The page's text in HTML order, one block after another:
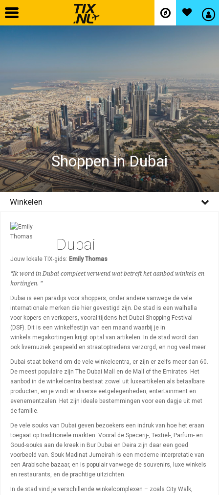
Hotels
Autohuur
Vlucht+hotel
Activiteiten
Shoppen in Dubai
Winkelen
Algemeen
Activiteiten
Bezienswaardigheden
Restaurants
Uitgaan
Wijken
Dubai
Jouw lokale TIX-gids: Emily Thomas
“Ik word in Dubai compleet verwend wat betreft het aanbod winkels en
kortingen. ”
Dubai is een paradijs voor shoppers, onder andere vanwege de vele
internationale merken die hier gevestigd zijn. De stad is een walhalla
voor kopers en verkopers, vooral tijdens het Dubai Shopping Festival
(DSF). Dit is een winkelfestijn van een maand waarbij je in
winkels megakortingen krijgt op tal van artikelen. In de stad wordt dan
ook livemuziek gespeeld en straatoptredens verzorgd, en nog veel meer.
Dubai staat bekend om de vele winkelcentra, er zijn er zelfs meer dan 60.
De meest populaire zijn The Dubai Mall
en de Mall of the Emirates. Het
aanbod in de winkelcentra bestaat zowel uit luxeartikelen als betaalbare
producten, en je vindt er diverse eetgelegenheden, entertainment en
evenementzalen. Het zijn ideale bestemmingen voor een dagje uit met
de familie.
De vele souks van Dubai geven bezoekers een indruk van hoe het eraan
toegaat op traditionele markten. Vooral de Specerij-, Textiel-, Parfum- en
Goud-souks aan de kreek in Bur Dubai en Deira zijn daar een goed
voorbeeld van. Souk Madinat Jumeirah is een moderne interpretatie van
een Arabische bazaar, en is populair vanwege de souvenirs, luxe winkels
en restaurants, en de prachtige uitzichten.
In de stad vind je verschillende winkelcomplexen – zoals City Walk,